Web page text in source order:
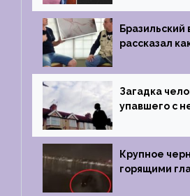
Бразильский
рассказал
1996 году
Загадка
упавшего с
Крупное
горящими